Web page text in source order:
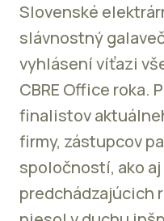
Slovenské
slávnostný
vyhlásení víťazi
CBRE Office roka.
finalistov
firmy, zástupcov
spoločností, ako
predchádzajúcich